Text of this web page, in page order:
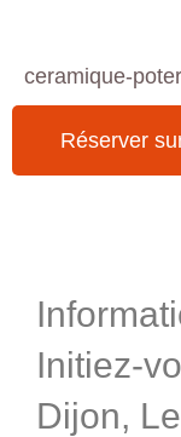
ceramique-
Réserver
Initiez-
Dijon,